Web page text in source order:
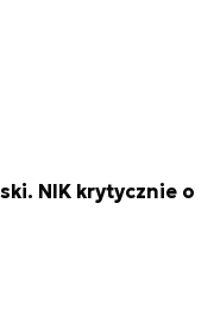
NIK krytycznie o